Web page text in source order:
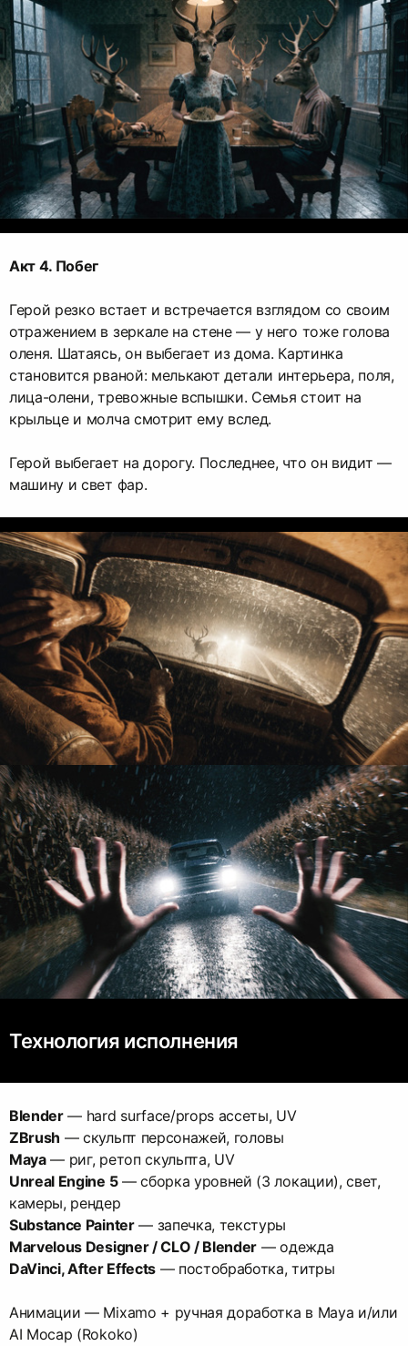
Акт 4. Побег
Герой резко встает и встречается взглядом со своим
отражением в зеркале на стене — у него тоже голова
оленя. Шатаясь, он выбегает из дома. Картинка
становится рваной: мелькают детали интерьера, поля,
лица-олени, тревожные вспышки. Семья стоит на
крыльце и молча смотрит ему вслед.
Герой выбегает на дорогу. Последнее, что он видит —
машину и свет фар.
Технология исполнения
Blender
— hard surface/props ассеты, UV
ZBrush
Maya
— риг, ретоп скульпта, UV
Unreal Engine 5— сборка уровней (3 локации), свет,
Substance Painter
Marvelous Designer / CLO / Blender
DaVinci, After Effects— постобработка, титры
Анимации — Mixamo + ручная доработка в Maya и/или
AI Mocap (Rokoko)